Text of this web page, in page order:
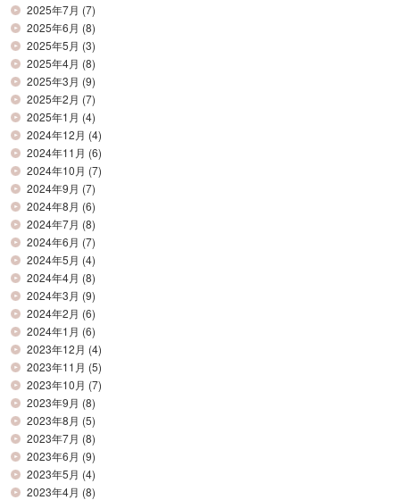
2025年7月 (7)
2025年6月 (8)
2025年5月 (3)
2025年4月 (8)
2025年3月 (9)
2025年2月 (7)
2025年1月 (4)
2024年12月 (4)
2024年11月 (6)
2024年10月 (7)
2024年9月 (7)
2024年8月 (6)
2024年7月 (8)
2024年6月 (7)
2024年5月 (4)
2024年4月 (8)
2024年3月 (9)
2024年2月 (6)
2024年1月 (6)
2023年12月 (4)
2023年11月 (5)
2023年10月 (7)
2023年9月 (8)
2023年8月 (5)
2023年7月 (8)
2023年6月 (9)
2023年5月 (4)
2023年4月 (8)